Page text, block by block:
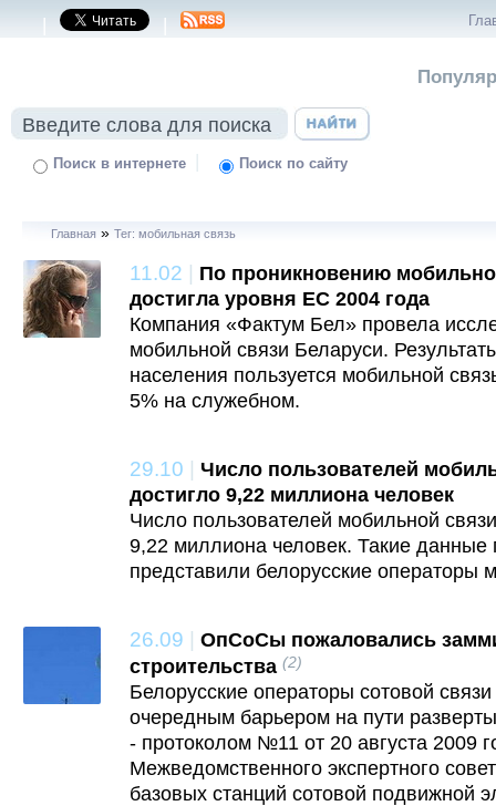
| |
Поиск в интернете | Поиск по сайту
Главная » Тег: мобильная связь
11.02 | По проникновению
достигла уровня ЕС 2004 года
Компания «Фактум Бел» провела
мобильной связи Беларуси.
населения пользуется мобильной
5% на служебном.
29.10 | Число пользователей
достигло 9,22 миллиона человек
Число пользователей мобильной
9,22 миллиона человек. Такие данные
представили белорусские операторы
26.09 | ОпСоСы пожаловались
строительства (2)
Белорусские операторы сотовой связи
очередным барьером на пути
- протоколом №11 от 20 августа 2009
Межведомственного экспертного
базовых станций сотовой подвижной